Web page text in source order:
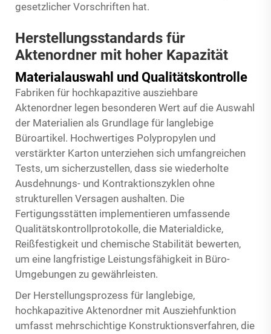
gesetzlicher Vorschriften hat.
Herstellungsstandards für
Aktenordner mit hoher Kapazität
Materialauswahl und Qualitätskontrolle
Fabriken für hochkapazitive ausziehbare
Aktenordner legen besonderen Wert auf die Auswahl
der Materialien als Grundlage für langlebige
Büroartikel. Hochwertiges Polypropylen und
verstärkter Karton unterziehen sich umfangreichen
Tests, um sicherzustellen, dass sie wiederholte
Ausdehnungs- und Kontraktionszyklen ohne
strukturellen Versagen aushalten. Die
Fertigungsstätten implementieren umfassende
Qualitätskontrollprotokolle, die Materialdicke,
Reißfestigkeit und chemische Stabilität bewerten,
um eine langfristige Leistungsfähigkeit in Büro-
Umgebungen zu gewährleisten.
Der Herstellungsprozess für langlebige,
hochkapazitive Aktenordner mit Ausziehfunktion
umfasst mehrschichtige Konstruktionsverfahren, die